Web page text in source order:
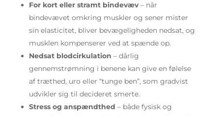
For kort eller stramt bindevæv– når
bindevævet omkring muskler og sener mister
sin elasticitet, bliver bevægeligheden nedsat, og
musklen kompenserer ved at spænde op.
Nedsat blodcirkulation – dårlig
gennemstrømning i benene kan give en følelse
af træthed, uro eller “tunge ben”, som gradvist
udvikler sig til decideret smerte.
Stress og anspændthed – både fysisk og